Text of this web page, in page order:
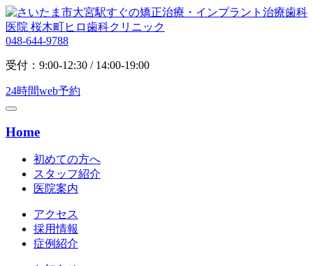
048-644-9788
受付：9:00-12:30 / 14:00-19:00
24時間web予約
Home
初めての方へ
スタッフ紹介
医院案内
アクセス
採用情報
症例紹介